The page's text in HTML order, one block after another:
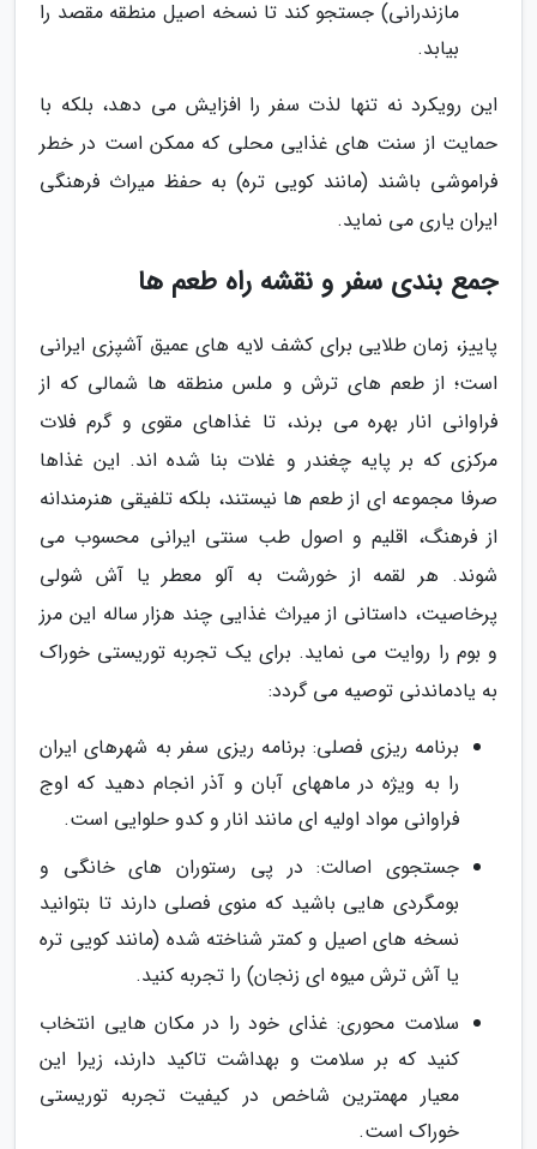
مازندرانی) جستجو کند تا نسخه اصیل منطقه مقصد را
بیابد.
این رویکرد نه تنها لذت سفر را افزایش می دهد، بلکه با
حمایت از سنت های غذایی محلی که ممکن است در خطر
فراموشی باشند (مانند کویی تره) به حفظ میراث فرهنگی
ایران یاری می نماید.
جمع بندی سفر و نقشه راه طعم ها
پاییز، زمان طلایی برای کشف لایه های عمیق آشپزی ایرانی
است؛ از طعم های ترش و ملس منطقه ها شمالی که از
فراوانی انار بهره می برند، تا غذاهای مقوی و گرم فلات
مرکزی که بر پایه چغندر و غلات بنا شده اند. این غذاها
صرفا مجموعه ای از طعم ها نیستند، بلکه تلفیقی هنرمندانه
از فرهنگ، اقلیم و اصول طب سنتی ایرانی محسوب می
شوند. هر لقمه از خورشت به آلو معطر یا آش شولی
پرخاصیت، داستانی از میراث غذایی چند هزار ساله این مرز
و بوم را روایت می نماید. برای یک تجربه توریستی خوراک
به یادماندنی توصیه می گردد:
برنامه ریزی فصلی: برنامه ریزی سفر به شهرهای ایران
را به ویژه در ماههای آبان و آذر انجام دهید که اوج
فراوانی مواد اولیه ای مانند انار و کدو حلوایی است.
جستجوی اصالت: در پی رستوران های خانگی و
بومگردی هایی باشید که منوی فصلی دارند تا بتوانید
نسخه های اصیل و کمتر شناخته شده (مانند کویی تره
یا آش ترش میوه ای زنجان) را تجربه کنید.
سلامت محوری: غذای خود را در مکان هایی انتخاب
کنید که بر سلامت و بهداشت تاکید دارند، زیرا این
معیار مهمترین شاخص در کیفیت تجربه توریستی
خوراک است.